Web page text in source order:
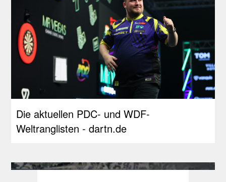
Die aktuellen PDC- und WDF-
Weltranglisten - dartn.de